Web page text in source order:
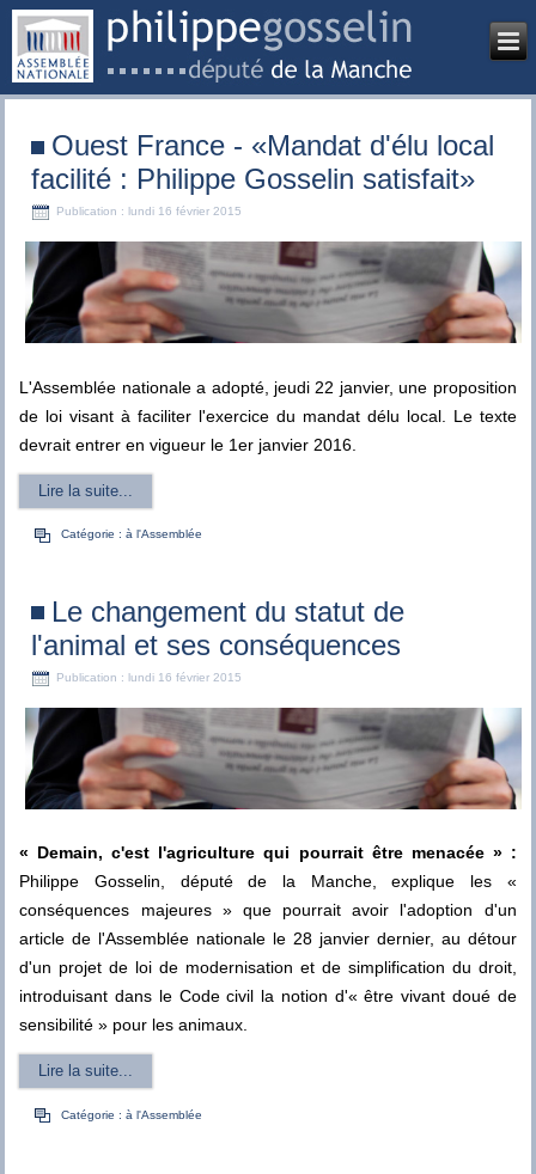
Ouest France - «Mandat d'élu local
facilité : Philippe Gosselin satisfait»
Publication : lundi 16 février 2015
L'Assemblée nationale a adopté, jeudi 22 janvier, une proposition
de loi visant à faciliter l'exercice du mandat délu local. Le texte
devrait entrer en vigueur le 1er janvier 2016.
Lire la suite...
Catégorie :à l'Assemblée
Le changement du statut de
l'animal et ses conséquences
Publication : lundi 16 février 2015
« Demain, c'est l'agriculture qui pourrait être menacée » :
Philippe Gosselin, député de la Manche, explique les «
conséquences majeures » que pourrait avoir l'adoption d'un
article de l'Assemblée nationale le 28 janvier dernier, au détour
d'un projet de loi de modernisation et de simplification du droit,
introduisant dans le Code civil la notion d'« être vivant doué de
sensibilité » pour les animaux.
Lire la suite...
Catégorie :à l'Assemblée